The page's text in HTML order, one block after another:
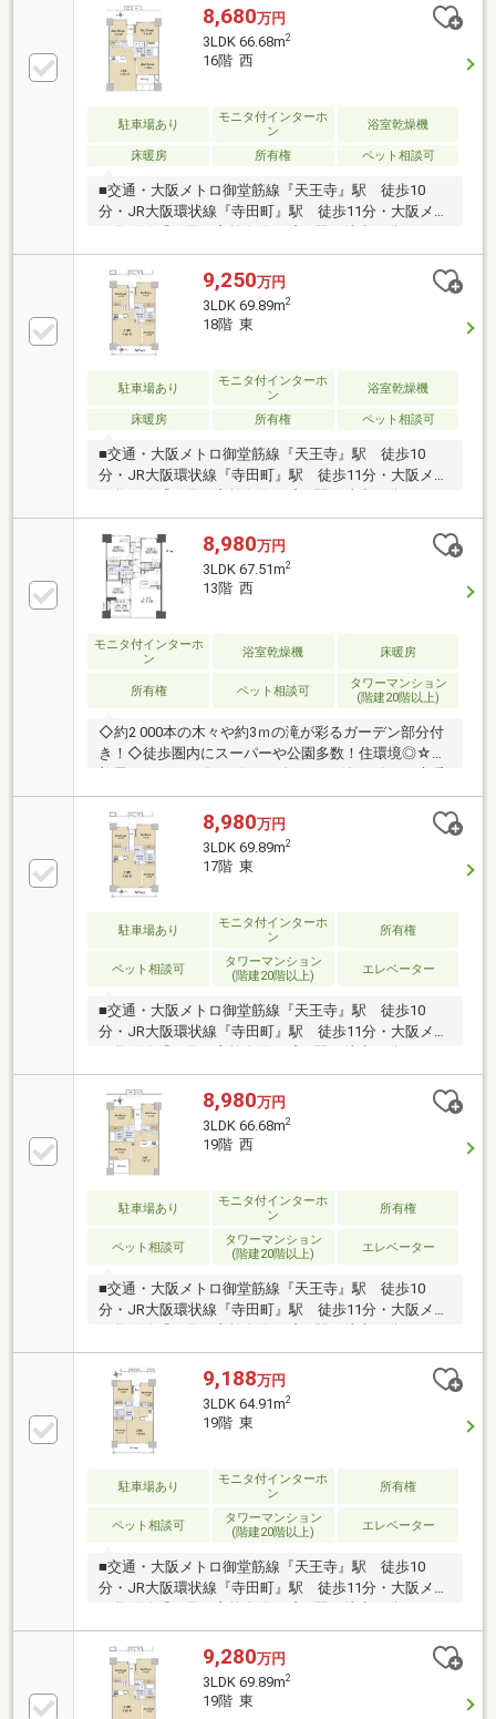
況：空室【不動産のご購入を検討されている皆様へ】
間取図面や写真では判断出来ない部分もありますの
で、まずは是非【現地】をご覧下さい。
8,680万円
3LDK 66.68m2
16階 西
駐車場あり
モニタ付インターホ
ン
浴室乾燥機
床暖房 所有権 ペット相談可
■交通・大阪メトロ御堂筋線『天王寺』駅 徒歩10
分・JR大阪環状線『寺田町』駅 徒歩11分・大阪メト
年8月建築■ペット飼育可（規約による規制有）■現
況：空室【不動産のご購入を検討されている皆様へ】
間取図面や写真では判断出来ない部分もありますの
で、まずは是非【現地】をご覧下さい。
9,250万円
3LDK 69.89m2
18階 東
駐車場あり
モニタ付インターホ
ン
浴室乾燥機
床暖房 所有権 ペット相談可
■交通・大阪メトロ御堂筋線『天王寺』駅 徒歩10
分・JR大阪環状線『寺田町』駅 徒歩11分・大阪メト
年8月建築■ペット飼育可（規約による規制有）■現
況：空室【不動産のご購入を検討されている皆様へ】
間取図面や写真では判断出来ない部分もありますの
で、まずは是非【現地】をご覧下さい。
8,980万円
3LDK 67.51m2
13階 西
モニタ付インターホ
ン
浴室乾燥機 床暖房
所有権 ペット相談可
タワーマンション
(階建20階以上)
◇約2 000本の木々や約3ｍの滝が彩るガーデン部分付
き！◇徒歩圏内にスーパーや公園多数！住環境◎☆お
房完備◎〇キッチン家事軽減に役立つ設備仕様（ディ
スポーザー・食器洗浄乾燥機・浄水器）〇浴室ミスト
機能付浴室暖房乾燥機搭載！〇収納各居室収納充実
☆☆共用施設―――〇エントランスホール〇コミュニテ
ィラウンジ〇ライブラリーコーナー☆特徴・詳細―――
〇近隣施設あべのハルカス四天王寺病院天王寺公園
8,980万円
3LDK 69.89m2
17階 東
駐車場あり
モニタ付インターホ
ン
所有権
ペット相談可
タワーマンション
(階建20階以上)
エレベーター
■交通・大阪メトロ御堂筋線『天王寺』駅 徒歩10
分・JR大阪環状線『寺田町』駅 徒歩11分・大阪メト
年8月建築■ペット飼育可（規約による規制有）■現
況：空室【不動産のご購入を検討されている皆様へ】
間取図面や写真では判断出来ない部分もありますの
で、まずは是非【現地】をご覧下さい。
8,980万円
3LDK 66.68m2
19階 西
駐車場あり
モニタ付インターホ
ン
所有権
ペット相談可
タワーマンション
(階建20階以上)
エレベーター
■交通・大阪メトロ御堂筋線『天王寺』駅 徒歩10
分・JR大阪環状線『寺田町』駅 徒歩11分・大阪メト
年8月建築■ペット飼育可（規約による規制有）■現
況：空室【不動産のご購入を検討されている皆様へ】
間取図面や写真では判断出来ない部分もありますの
で、まずは是非【現地】をご覧下さい。
9,188万円
3LDK 64.91m2
19階 東
駐車場あり
モニタ付インターホ
ン
所有権
ペット相談可
タワーマンション
(階建20階以上)
エレベーター
■交通・大阪メトロ御堂筋線『天王寺』駅 徒歩10
分・JR大阪環状線『寺田町』駅 徒歩11分・大阪メト
年8月建築■ペット飼育可（規約による規制有）■現
況：空室【不動産のご購入を検討されている皆様へ】
間取図面や写真では判断出来ない部分もありますの
で、まずは是非【現地】をご覧下さい。
9,280万円
3LDK 69.89m2
19階 東